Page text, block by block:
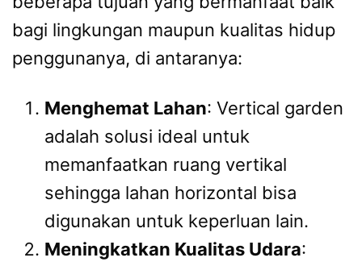
bagi lingkungan maupun kualitas hidup
penggunanya, di antaranya:
Menghemat Lahan: Vertical garden
adalah solusi ideal untuk
memanfaatkan ruang vertikal
sehingga lahan horizontal bisa
digunakan untuk keperluan lain.
Meningkatkan Kualitas Udara: